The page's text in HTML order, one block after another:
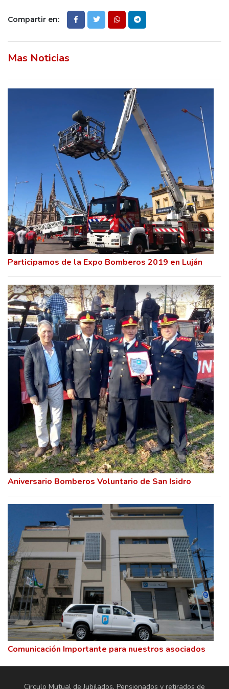
Compartir en:
Mas Noticias
Participamos de la Expo Bomberos 2019 en Luján
Aniversario Bomberos Voluntario de San Isidro
Comunicación Importante para nuestros asociados
Circulo Mutual de Jubilados, Pensionados y retirados de